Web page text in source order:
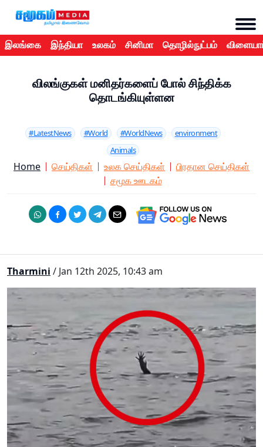
இலங்கை இந்தியா உலகம் சினிமா தொழில்நுட்பம்
விலங்குகள் மனிதர்களைப் போல் சிந்திக்க
தொடங்கியுள்ளன
#LatestNews #World #WorldNews
environment
Animals
Home செய்திகள் உலக செய்திகள்
பிரதான செய்திகள்
சமூக ஊடகம்
Tharmini / Jan 12th 2025, 10:43 am